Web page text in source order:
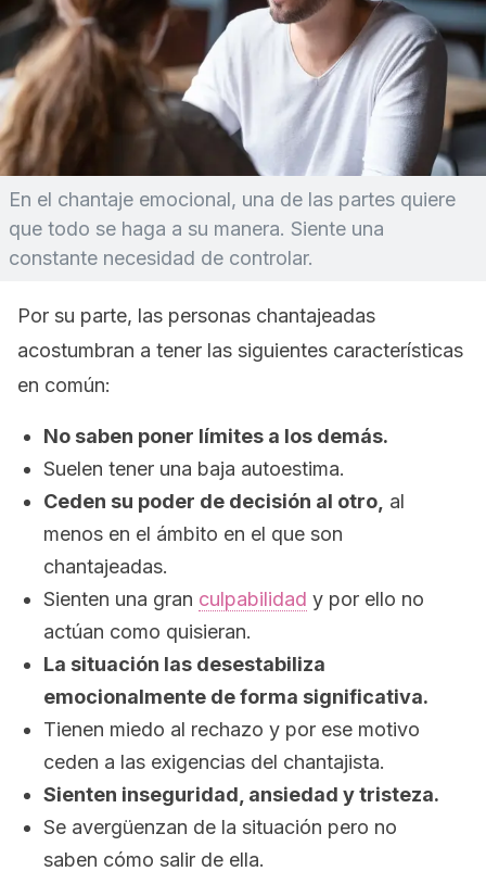
En el chantaje emocional, una de las partes quiere
que todo se haga a su manera. Siente una
constante necesidad de controlar.
Por su parte, las personas chantajeadas
acostumbran a tener las siguientes características
en común:
No saben poner límites a los demás.
Suelen tener una baja autoestima.
Ceden su poder de decisión al otro, al
menos en el ámbito en el que son
chantajeadas.
Sienten una gran culpabilidad y por ello no
actúan como quisieran.
La situación las desestabiliza
emocionalmente de forma significativa.
Tienen miedo al rechazo y por ese motivo
ceden a las exigencias del chantajista.
Sienten inseguridad, ansiedad y tristeza.
Se avergüenzan de la situación pero no
saben cómo salir de ella.